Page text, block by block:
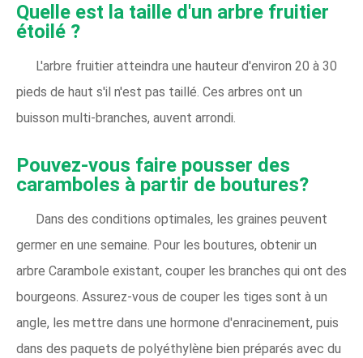
Quelle est la taille d'un arbre fruitier
étoilé ?
L'arbre fruitier atteindra une hauteur d'environ 20 à 30
pieds de haut s'il n'est pas taillé. Ces arbres ont un
buisson multi-branches, auvent arrondi.
Pouvez-vous faire pousser des
caramboles à partir de boutures?
Dans des conditions optimales, les graines peuvent
germer en une semaine. Pour les boutures, obtenir un
arbre Carambole existant, couper les branches qui ont des
bourgeons. Assurez-vous de couper les tiges sont à un
angle, les mettre dans une hormone d'enracinement, puis
dans des paquets de polyéthylène bien préparés avec du